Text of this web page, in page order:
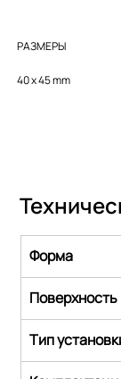
РАЗМЕРЫ
40 x 45 mm
Форма
Поверхность
Тип